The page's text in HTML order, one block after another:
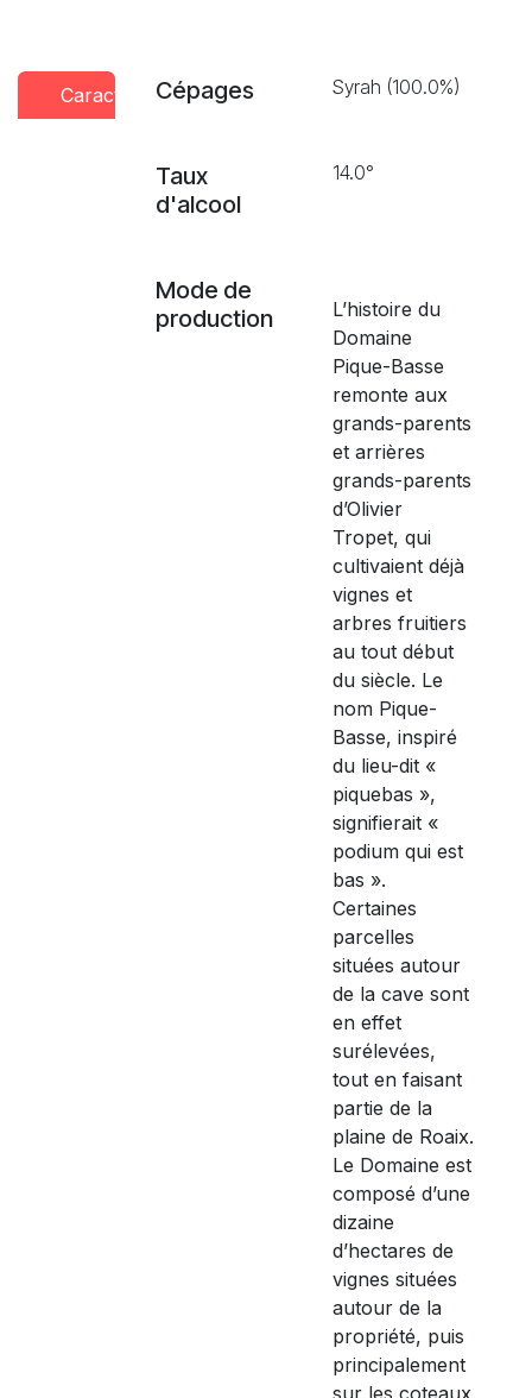
Caractéristiques
Conseils
Presse
Cépages Syrah (100.0%)
Taux
d'alcool
14.0°
Mode de
production
L’histoire du
Domaine
Pique-Basse
remonte aux
grands-parents
et arrières
grands-parents
d’Olivier
Tropet, qui
cultivaient déjà
vignes et
arbres fruitiers
au tout début
du siècle. Le
nom Pique-
Basse, inspiré
du lieu-dit «
piquebas »,
signifierait «
podium qui est
bas ».
Certaines
parcelles
situées autour
de la cave sont
en effet
surélevées,
tout en faisant
partie de la
plaine de Roaix.
Le Domaine est
composé d’une
dizaine
d’hectares de
vignes situées
autour de la
propriété, puis
principalement
sur les coteaux